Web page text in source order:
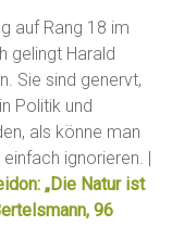
auf Rang 18 im
gelingt Harald
Sie sind genervt,
Politik und
als könne man
ignorieren. |
„Die Natur ist
96